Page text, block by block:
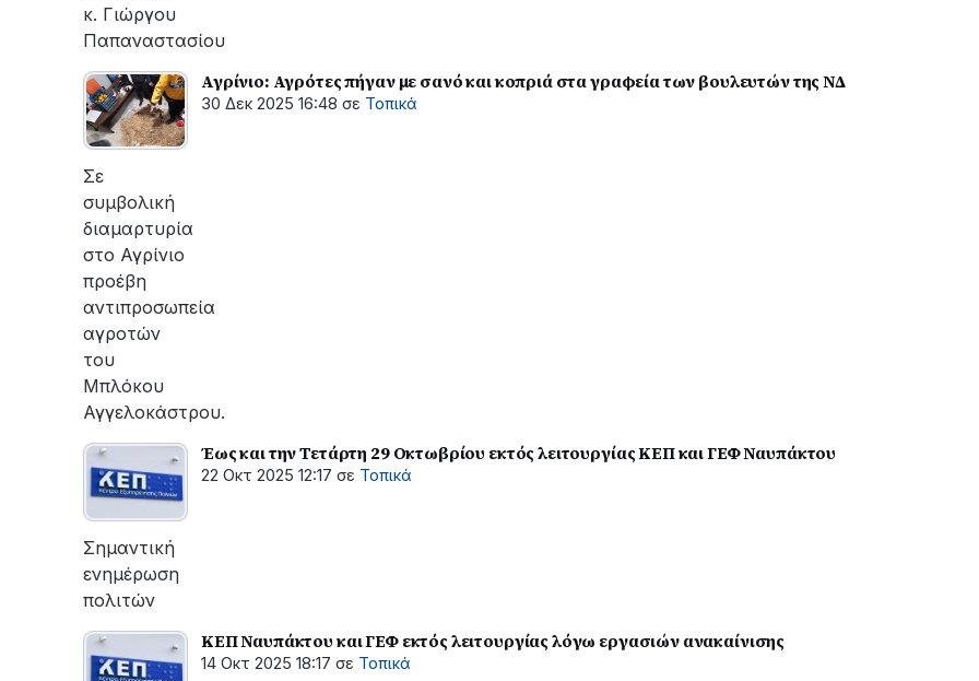
κ. Γιώργου
Παπαναστασίου
Αγρίνιο: Αγρότες πήγαν με σανό και κοπριά στα γραφεία των βουλευτών της ΝΔ
30 Δεκ 2025 16:48 σε Τοπικά
Σε
συμβολική
διαμαρτυρία
στο Αγρίνιο
προέβη
αντιπροσωπεία
αγροτών
του
Μπλόκου
Αγγελοκάστρου.
Έως και την Τετάρτη 29 Οκτωβρίου εκτός λειτουργίας ΚΕΠ και ΓΕΦ Ναυπάκτου
22 Οκτ 2025 12:17 σε Τοπικά
Σημαντική
ενημέρωση
πολιτών
ΚΕΠ Ναυπάκτου και ΓΕΦ εκτός λειτουργίας λόγω εργασιών ανακαίνισης
14 Οκτ 2025 18:17 σε Τοπικά